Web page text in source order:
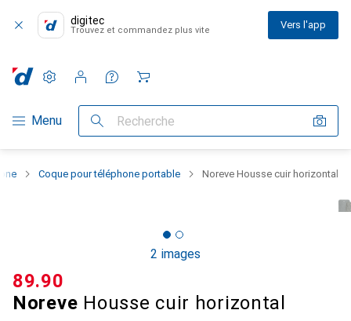
digitec
Trouvez et commandez plus vite Vers l'app
Navigation par catégorie
Menu Recherche
Paramètres
Compte client
Listes de comparaison
Listes d'envies
Panier
Coque pour téléphone portable Noreve Housse cuir horizontal
2 images
Noreve Housse cuir horizontal
CHF
89.90